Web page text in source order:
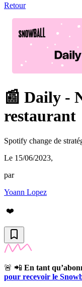
Retour
📰 Daily -
restaurant
Spotify change de
Le 15/06/2023,
par
Yoann Lopez
❤️
🚨 📲 En tant
pour recevoir le